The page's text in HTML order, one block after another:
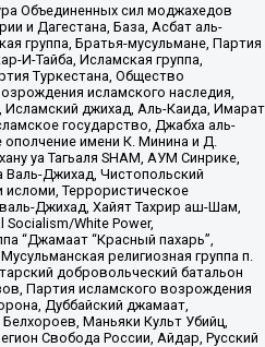
Объединенных сил моджахедов
и Дагестана, База, Асбат аль-
группа, Братья-мусульмане, Партия
И-Тайба, Исламская группа,
Туркестана, Общество
исламского наследия,
джихад, Аль-Каида, Имарат
государство, Джабха аль-
имени К. Минина и Д.
уа Тагьаля SHAM, АУМ Синрике,
Джихад, Чистопольский
исломи, Террористическое
Джихад, Хайят Тахрир аш-Шам,
White Power,
“Джамаат “Красный пахарь”,
религиозная группа п.
добровольческий батальон
Партия исламского возрождения
Дуббайский джамаат,
Маньяки Культ Убийц,
Свобода России, Айдар, Русский